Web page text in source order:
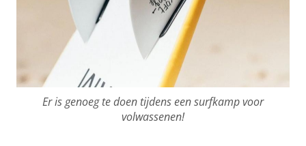
Er is genoeg te doen tijdens een surfkamp voor
volwassenen!